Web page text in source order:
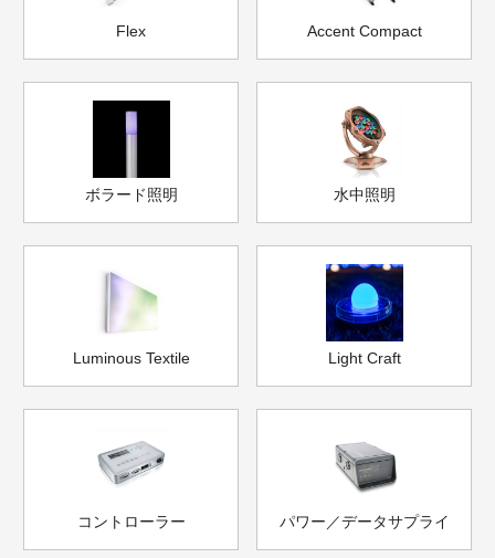
Flex Accent Compact
ボラード照明 水中照明
Luminous Textile Light Craft
コントローラー パワー／データサプライ